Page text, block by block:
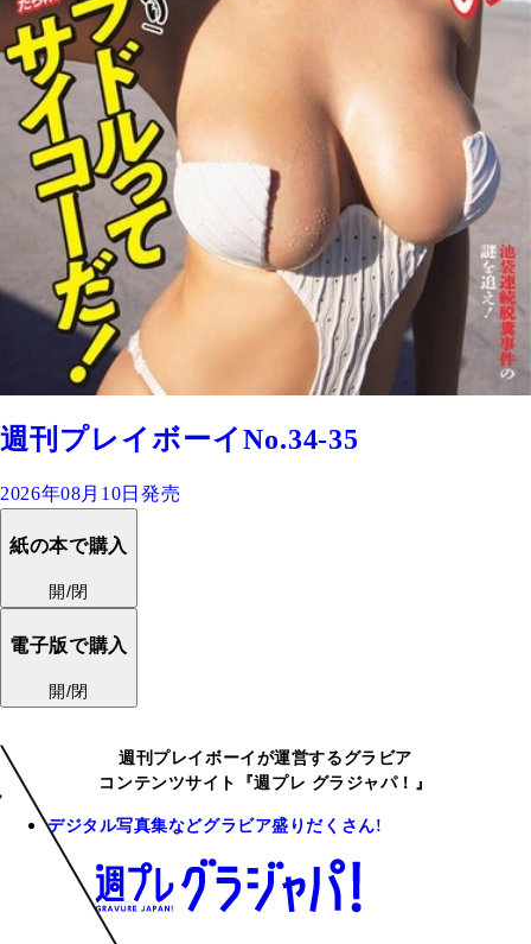
週刊プレイボーイNo.34-35
2026年08月10日発売
紙の本で購入
開/閉
電子版で購入
開/閉
週刊プレイボーイが運営するグラビア
コンテンツサイト『週プレ グラジャパ！』
デジタル写真集などグラビア盛りだくさん!